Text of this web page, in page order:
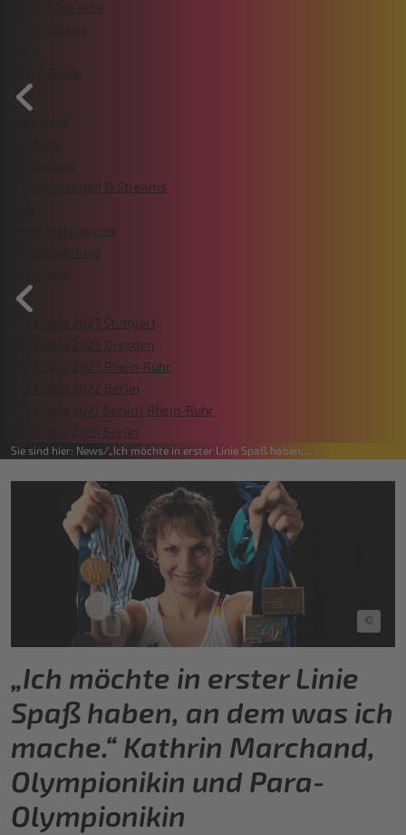
Leichte Sprache
Bildergalerie
TV Sendezeiten & Streams
Verkehrshinweise
Länderwertung
Die Finals 2027 Stuttgart
Die Finals 2025 Dresden
Die Finals 2023 Rhein-Ruhr
Die Finals 2022 Berlin
Die Finals 2021 Berlin | Rhein-Ruhr
Die Finals 2019 Berlin
Sie sind hier: News „Ich möchte in erster Linie Spaß haben,…
©
„Ich möchte in erster Linie
Spaß haben, an dem was ich
mache.“ Kathrin Marchand,
Olympionikin und Para-
Olympionikin